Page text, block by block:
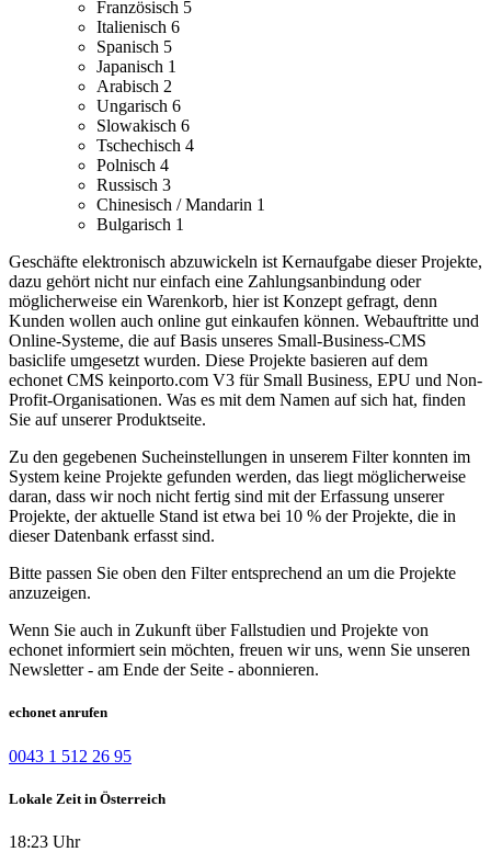
Französisch 5
Italienisch 6
Spanisch 5
Japanisch 1
Arabisch 2
Ungarisch 6
Slowakisch 6
Tschechisch 4
Polnisch 4
Russisch 3
Chinesisch / Mandarin 1
Bulgarisch 1
Geschäfte elektronisch abzuwickeln ist Kernaufgabe dieser Projekte,
dazu gehört nicht nur einfach eine Zahlungsanbindung oder
möglicherweise ein Warenkorb, hier ist Konzept gefragt, denn
Kunden wollen auch online gut einkaufen können. Webauftritte und
Online-Systeme, die auf Basis unseres Small-Business-CMS
basiclife umgesetzt wurden. Diese Projekte basieren auf dem
echonet CMS keinporto.com V3 für Small Business, EPU und Non-
Profit-Organisationen. Was es mit dem Namen auf sich hat, finden
Sie auf unserer Produktseite.
Zu den gegebenen Sucheinstellungen in unserem Filter konnten im
System keine Projekte gefunden werden, das liegt möglicherweise
daran, dass wir noch nicht fertig sind mit der Erfassung unserer
Projekte, der aktuelle Stand ist etwa bei 10 % der Projekte, die in
dieser Datenbank erfasst sind.
Bitte passen Sie oben den Filter entsprechend an um die Projekte
anzuzeigen.
Wenn Sie auch in Zukunft über Fallstudien und Projekte von
echonet informiert sein möchten, freuen wir uns, wenn Sie unseren
Newsletter - am Ende der Seite - abonnieren.
echonet anrufen
0043 1 512 26 95
Lokale Zeit in Österreich
18:23 Uhr